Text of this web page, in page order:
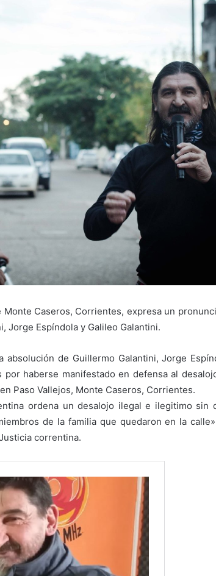
Caseros, Corrientes, expresa un
Jorge Espíndola y Galileo Galantini.
de Guillermo Galantini, Jorge
haberse manifestado en defensa al
Paso Vallejos, Monte Caseros, Corrientes.
ordena un desalojo ilegal e ilegitimo sin
de la familia que quedaron en la
correntina.